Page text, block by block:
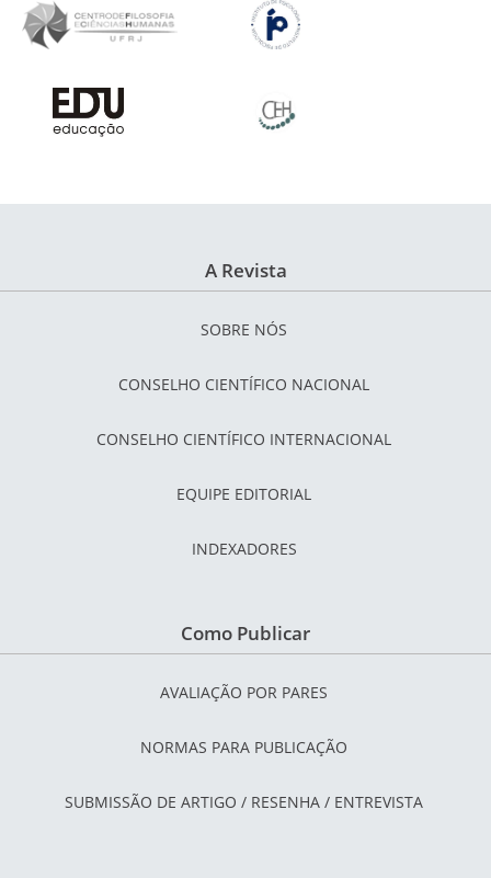
A Revista
SOBRE NÓS
CONSELHO CIENTÍFICO NACIONAL
CONSELHO CIENTÍFICO INTERNACIONAL
EQUIPE EDITORIAL
INDEXADORES
Como Publicar
AVALIAÇÃO POR PARES
NORMAS PARA PUBLICAÇÃO
SUBMISSÃO DE ARTIGO / RESENHA / ENTREVISTA